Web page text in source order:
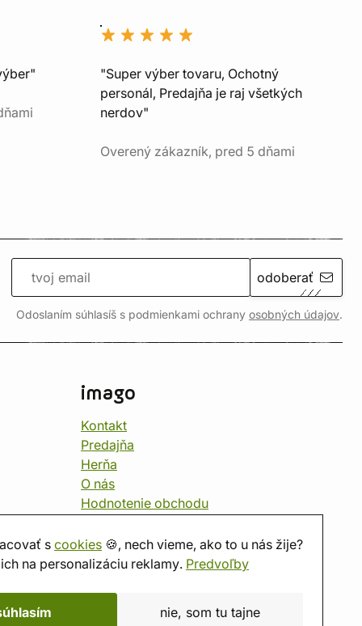
scookies 🍪, nech vieme, ako to u nás žije?
na personalizáciu reklamy. Predvoľby
nie, som tu tajne
"Super výber tovaru, Ochotný
personál, Predajňa je raj všetkých
nerdov"
Overený zákazník, pred 5 dňami
odoberať
Odoslaním súhlasíš s podmienkami ochrany osobných údajov.
imago
Kontakt
Predajňa
Herňa
O nás
Hodnotenie obchodu
Kalendár
imago.blog